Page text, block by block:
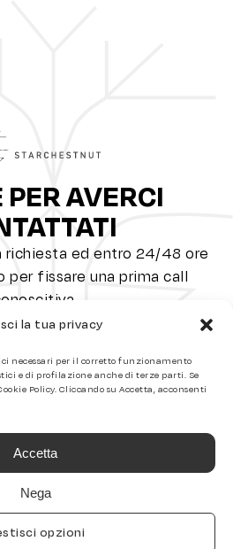
la tua privacy
Accetta
Nega
opzioni
AVERCI
richiesta ed entro 24/48 ore
fissare una prima call